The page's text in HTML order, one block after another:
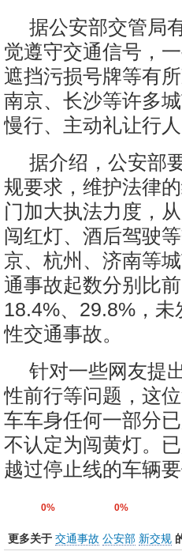
据公安部交管局
觉遵守交通信号，
遮挡污损号牌等有
南京、长沙等许多
慢行、主动礼让行
据介绍，公安部
规要求，维护法律
门加大执法力度，
闯红灯、酒后驾驶
京、杭州、济南等
通事故起数分别比
18.4%、29.8%，
性交通事故。
针对一些网友提
性前行等问题，这
车车身任何一部分
不认定为闯黄灯。
越过停止线的车辆
0% 0%
更多关于 交通事故 公安部 新交规